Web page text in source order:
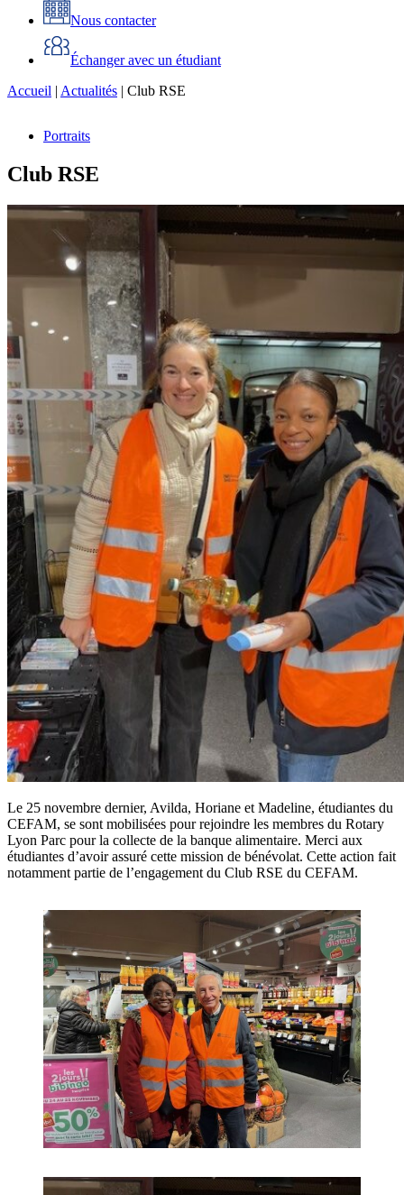
Nous contacter
Échanger avec un étudiant
Accueil | Actualités | Club RSE
Portraits
Club RSE
Le 25 novembre dernier, Avilda, Horiane et Madeline, étudiantes du
CEFAM, se sont mobilisées pour rejoindre les membres du Rotary
Lyon Parc pour la collecte de la banque alimentaire. Merci aux
étudiantes d’avoir assuré cette mission de bénévolat. Cette action fait
notamment partie de l’engagement du Club RSE du CEFAM.